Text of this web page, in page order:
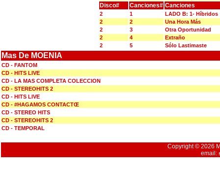
Disco# Canciones# Canciones
2 1
LADO B: 1- Híbridos
2
2
Una Hora Más
2
3
Otra Oportunidad
2
4
Extraño
2
5 Sólo Lastimaste
Mas De MOENIA
CD - FANTOM
CD - HITS LIVE
CD - LA MAS COMPLETA COLECCION
CD - STEREOHITS 2
CD - HITS LIVE
CD - #HAGAMOS CONTACTŒ
CD - STEREO HITS
CD - STEREOHITS 2
CD - TEMPORAL
Copyright © 2026
email: